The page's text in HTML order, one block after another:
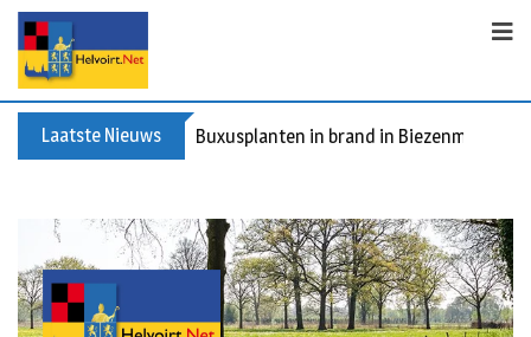
Laatste Nieuws Spreidingswet asielzoekers: hoe zit dat?